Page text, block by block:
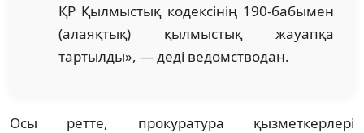
ҚР Қылмыстық кодексінің 190-бабымен
(алаяқтық) қылмыстық жауапқа
тартылды», — деді ведомстводан.
Осы ретте, прокуратура қызметкерлері